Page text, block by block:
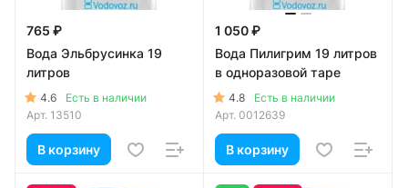
765 ₽
Вода Эльбрусинка 19
литров
4.6
Есть в наличии
Арт. 13510
В корзину
1 050 ₽
Вода Пилигрим 19 литров
в одноразовой таре
4.8
Есть в наличии
Арт. 0012639
В корзину